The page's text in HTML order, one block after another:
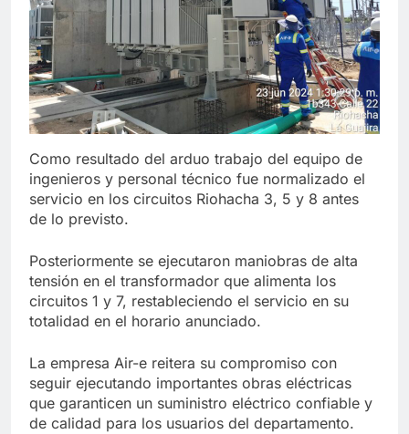
Como resultado del arduo trabajo del equipo de
ingenieros y personal técnico fue normalizado el
servicio en los circuitos Riohacha 3, 5 y 8 antes
de lo previsto.
Posteriormente se ejecutaron maniobras de alta
tensión en el transformador que alimenta los
circuitos 1 y 7, restableciendo el servicio en su
totalidad en el horario anunciado.
La empresa Air-e reitera su compromiso con
seguir ejecutando importantes obras eléctricas
que garanticen un suministro eléctrico confiable y
de calidad para los usuarios del departamento.